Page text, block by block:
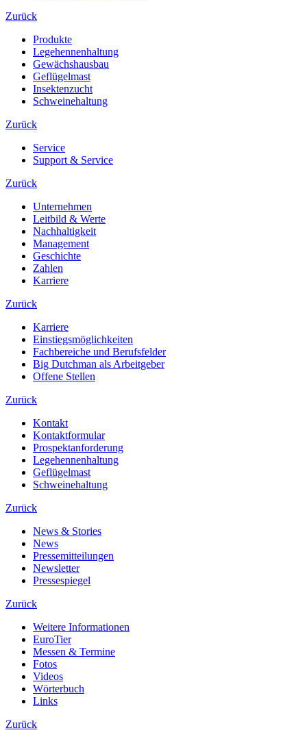
Zurück
Produkte
Legehennenhaltung
Gewächshausbau
Geflügelmast
Insektenzucht
Schweinehaltung
Zurück
Service
Support & Service
Zurück
Unternehmen
Leitbild & Werte
Nachhaltigkeit
Management
Geschichte
Zahlen
Karriere
Zurück
Karriere
Einstiegsmöglichkeiten
Fachbereiche und Berufsfelder
Big Dutchman als Arbeitgeber
Offene Stellen
Zurück
Kontakt
Kontaktformular
Prospektanforderung
Legehennenhaltung
Geflügelmast
Schweinehaltung
Zurück
News & Stories
News
Pressemitteilungen
Newsletter
Pressespiegel
Zurück
Weitere Informationen
EuroTier
Messen & Termine
Fotos
Videos
Wörterbuch
Links
Zurück